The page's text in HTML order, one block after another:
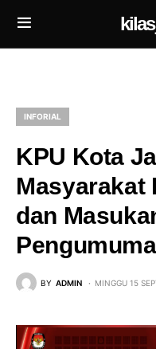
INFORIAL
KPU Kota
Masyarakat
dan
BY ADMIN MINGGU 15